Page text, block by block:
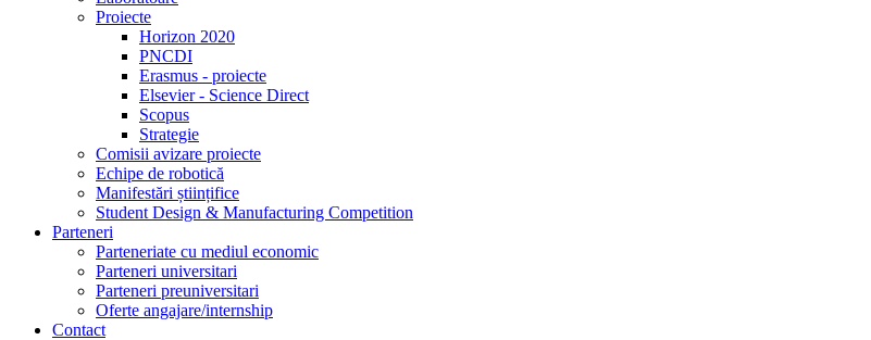
Proiecte
Horizon 2020
PNCDI
Erasmus - proiecte
Elsevier - Science Direct
Scopus
Strategie
Comisii avizare proiecte
Echipe de robotică
Manifestări științifice
Student Design & Manufacturing Competition
Parteneri
Parteneriate cu mediul economic
Parteneri universitari
Parteneri preuniversitari
Oferte angajare/internship
Contact